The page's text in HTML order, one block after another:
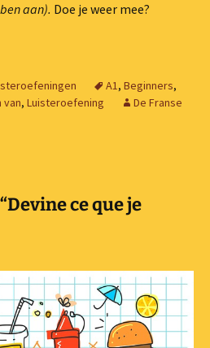
aan). Doe je weer mee?
(A1): mijn lievelingseten
A1, Beginners,
van, Luisteroefening
De Franse
ce que je